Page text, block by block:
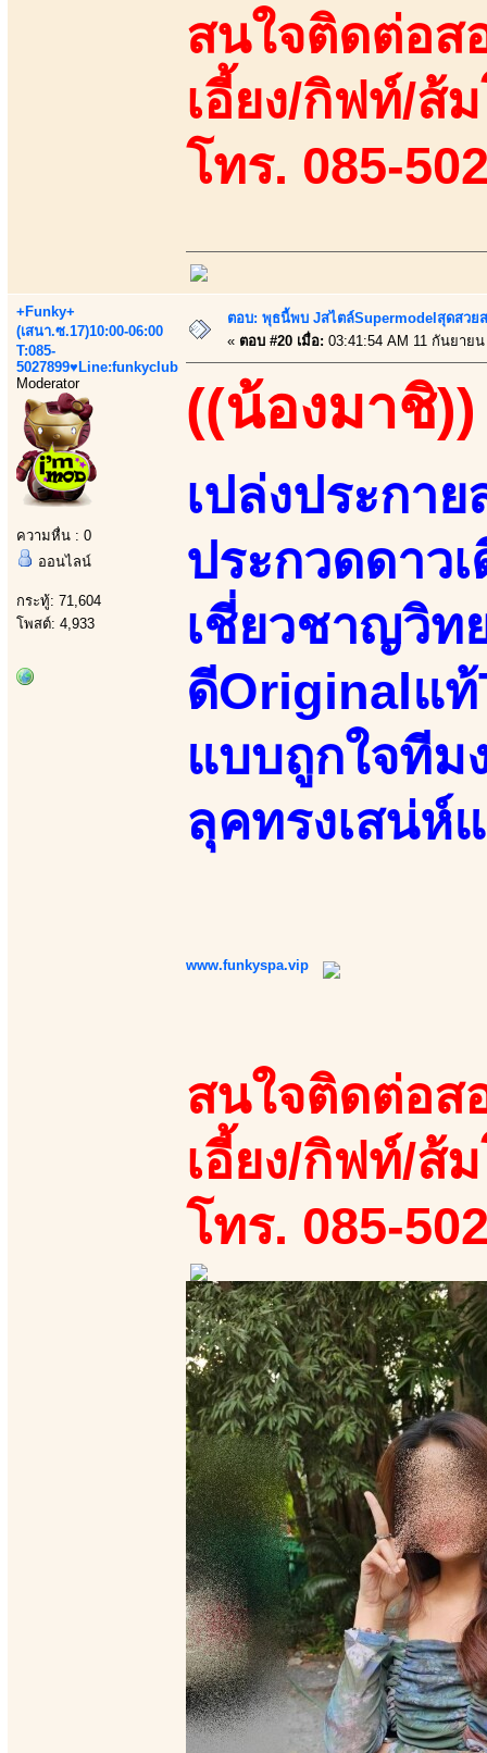
สนใจติดต่อส
เอี้ยง/กิฟท์/ส้
โทร. 085-
+Funky+
(เสนา.ซ.17)10:00-06:00
T:085-
5027899♥Line:funkyclub
Moderator
ความหื่น : 0
ออนไลน์
กระทู้: 71,604
โพสต์: 4,933
ตอบ: พุธนี้พบ Jสไตล์Supermodelสุดสวย
« ตอบ #20 เมื่อ: 03:41:54 AM 11 กันยายน
((น้องมาชิ))
เปล่งประกา
ประกวดดาว
เชี่ยวชาญวิท
ดีOriginalแท้
แบบถูกใจทีม
ลุคทรงเสน่ห์
www.funkyspa.vip
สนใจติดต่อส
เอี้ยง/กิฟท์/ส้
โทร. 085-